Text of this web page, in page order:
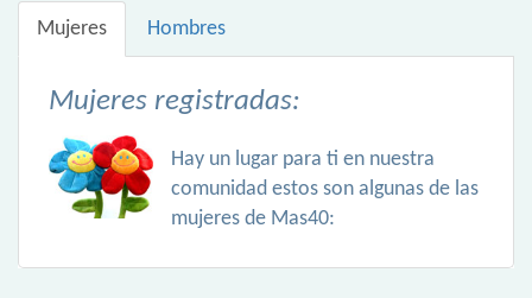
Mujeres Hombres
Mujeres registradas:
Hay un lugar para ti en nuestra
comunidad estos son algunas de las
mujeres de Mas40: